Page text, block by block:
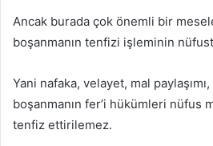
Ancak burada çok önemli bir
boşanmanın tenfizi işleminin
Yani nafaka, velayet, mal
boşanmanın fer’i hükümleri nüfus
tenfiz ettirilemez.